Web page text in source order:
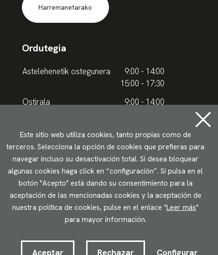
Harremanetarako
Ordutegia
Astelehenetik ostegunera
9:00 - 14:00
15:00 - 17:30
Ostirala
9:00 - 14:00
Udako ordutegia
Astelehenetik ostegunera
9.00 - 15.00
Ostirala
9:00 - 14:00
Lege oharrak Pribatutasun politika
Cookieen erabilera
Irisgarritasun
Este sitio web utiliza cookies, tanto propias como de
terceros. Selecciona la opción de cookies que prefieras para
navegar incluso su desactivación total. Si desea bloquear
algunas cookies haga click en “configuración”. Si pulsa en el
botón "Acepto" está dando su consentimiento para la
aceptación de las mencionadas cookies y la aceptación de
nuestra política de cookies, pulse en el enlace "Leer más"
para mayor información.
Aceptar Rechazar Configurar